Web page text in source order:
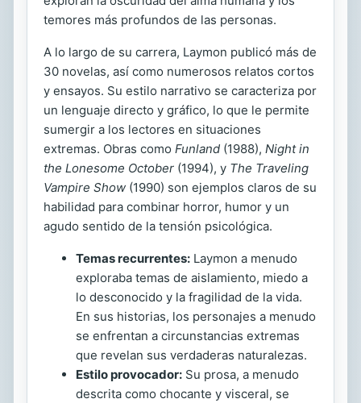
temores más profundos de las personas.
A lo largo de su carrera, Laymon publicó más de
30 novelas, así como numerosos relatos cortos
y ensayos. Su estilo narrativo se caracteriza por
un lenguaje directo y gráfico, lo que le permite
sumergir a los lectores en situaciones
extremas. Obras como Funland (1988), Night in
the Lonesome October (1994), y The Traveling
Vampire Show (1990) son ejemplos claros de su
habilidad para combinar horror, humor y un
agudo sentido de la tensión psicológica.
Temas recurrentes: Laymon a menudo
exploraba temas de aislamiento, miedo a
lo desconocido y la fragilidad de la vida.
En sus historias, los personajes a menudo
se enfrentan a circunstancias extremas
que revelan sus verdaderas naturalezas.
Estilo provocador: Su prosa, a menudo
descrita como chocante y visceral, se